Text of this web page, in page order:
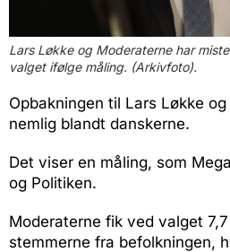
Lars Løkke og Moderaterne har
valget ifølge måling. (Arkivfoto).
Opbakningen til Lars Løkke
nemlig blandt danskerne.
Det viser en måling, som
og Politiken.
Moderaterne fik ved valget
stemmerne fra befolkningen,